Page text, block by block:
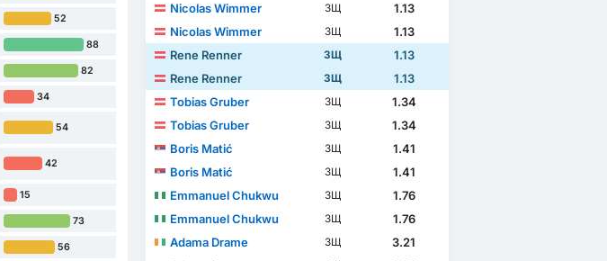
52
88
82
34
54
42
15
73
56
Nicolas Wimmer
ЗЩ
1.13
Nicolas Wimmer
ЗЩ
1.13
Rene Renner
ЗЩ
1.13
Rene Renner
ЗЩ
1.13
Tobias Gruber
ЗЩ
1.34
Tobias Gruber
ЗЩ
1.34
Boris Matić
ЗЩ
1.41
Boris Matić
ЗЩ
1.41
Emmanuel Chukwu
ЗЩ
1.76
Emmanuel Chukwu
ЗЩ
1.76
Adama Drame
ЗЩ
3.21